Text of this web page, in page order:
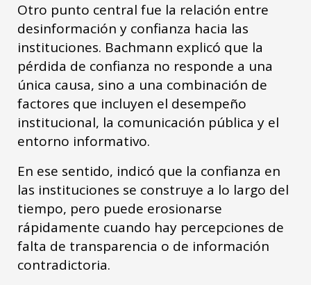
Otro punto central fue la relación entre
desinformación y confianza hacia las
instituciones. Bachmann explicó que la
pérdida de confianza no responde a una
única causa, sino a una combinación de
factores que incluyen el desempeño
institucional, la comunicación pública y el
entorno informativo.
En ese sentido, indicó que la confianza en
las instituciones se construye a lo largo del
tiempo, pero puede erosionarse
rápidamente cuando hay percepciones de
falta de transparencia o de información
contradictoria.